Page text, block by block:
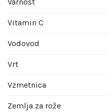
Vitamin C
Vodovod
Vrt
Vzmetnica
Zemlja za rože